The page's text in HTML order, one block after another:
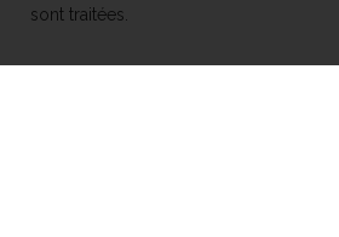
sont traitées